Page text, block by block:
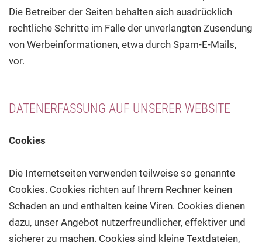
Die Betreiber der Seiten behalten sich ausdrücklich
rechtliche Schritte im Falle der unverlangten Zusendung
von Werbeinformationen, etwa durch Spam-E-Mails,
vor.
DATENERFASSUNG AUF UNSERER WEBSITE
Cookies
Die Internetseiten verwenden teilweise so genannte
Cookies. Cookies richten auf Ihrem Rechner keinen
Schaden an und enthalten keine Viren. Cookies dienen
dazu, unser Angebot nutzerfreundlicher, effektiver und
sicherer zu machen. Cookies sind kleine Textdateien,